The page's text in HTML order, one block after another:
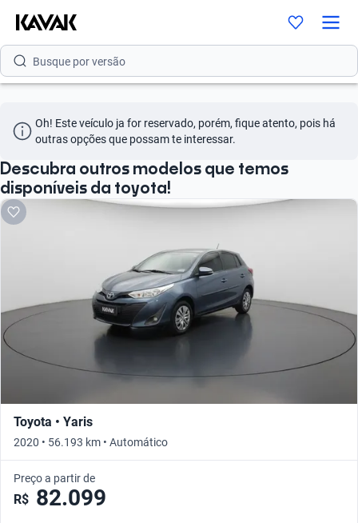
Busque por modelo
Busque por versão
Busque por marca
Busque por modelo
Busque por versão
Oh! Este veículo ja for reservado, porém, fique atento, pois há
outras opções que possam te interessar.
Descubra outros modelos que temos
disponíveis da toyota!
Toyota • Yaris
2020 • 56.193 km • Automático
Preço a partir de
R$ 82.099